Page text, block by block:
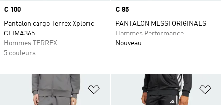
Prix
€ 100
Pantalon cargo Terrex Xploric
CLIMA365
Hommes TERREX
5 couleurs
Prix
€ 85
PANTALON MESSI ORIGINALS
Hommes Performance
Nouveau
Ajouter à la Liste de produits